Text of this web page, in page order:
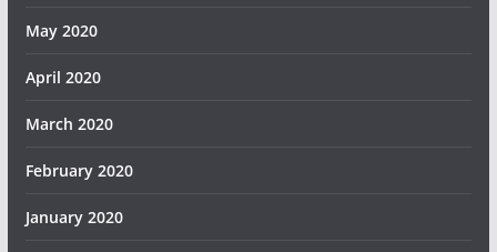
May 2020
April 2020
March 2020
February 2020
January 2020